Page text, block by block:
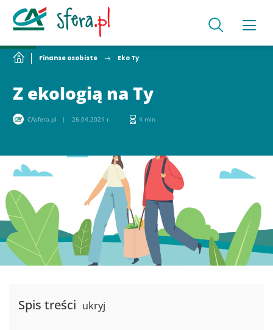
Finanse osobiste Eko Ty
Z ekologią na Ty
CAsfera.pl 26.04.2021 r. 4 min
Spis treści ukryj